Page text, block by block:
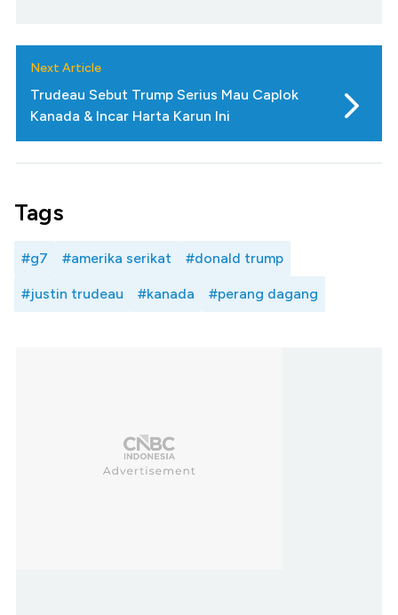
Next Article
Trudeau Sebut Trump Serius Mau Caplok
Kanada & Incar Harta Karun Ini
Tags
#g7 #amerika serikat #donald trump
#justin trudeau #kanada #perang dagang